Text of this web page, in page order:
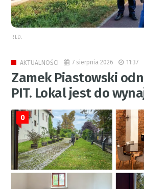
RED.
AKTUALNOŚCI 7 sierpnia 2026 11:37
Zamek Piastowski
PIT. Lokal jest do
0